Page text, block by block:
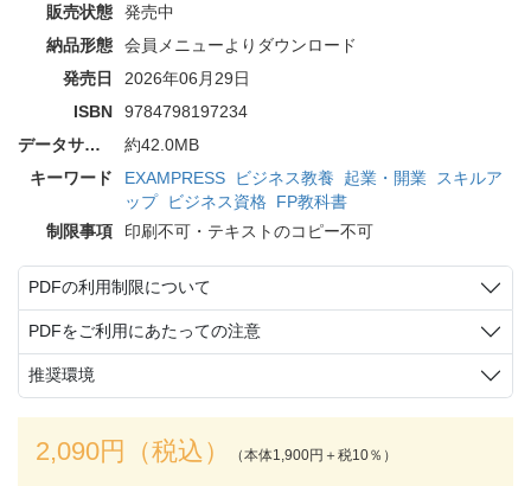
販売状態
発売中
納品形態
会員メニューよりダウンロード
発売日
2026年06月29日
ISBN
9784798197234
データサイズ
約42.0MB
キーワード
EXAMPRESS ビジネス教養 起業・開業
スキルア
ップ
ビジネス資格 FP教科書
制限事項
印刷不可・テキストのコピー不可
PDFの利用制限について
PDFをご利用にあたっての注意
推奨環境
2,090円（税込） （本体1,900円＋税10％）